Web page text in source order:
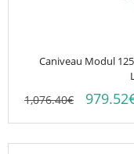
Caniveau Modul
1,076.40€ 979.52